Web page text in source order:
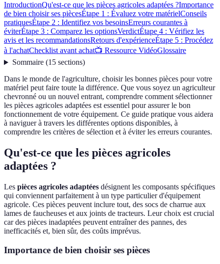
IntroductionQu'est-ce que les pièces agricoles adaptées ?Importance
de bien choisir ses piècesÉtape 1 : Évaluez votre matérielConseils
pratiquesÉtape 2 : Identifiez vos besoinsErreurs courantes à
éviterÉtape 3 : Comparez les optionsVerdictÉtape 4 : Vérifiez les
avis et les recommandationsRetours d'expérienceÉtape 5 : Procédez
à l'achatChecklist avant achat📺 Ressource VidéoGlossaire
Sommaire(15 sections)
Dans le monde de l'agriculture, choisir les bonnes pièces pour votre
matériel peut faire toute la différence. Que vous soyez un agriculteur
chevronné ou un nouvel entrant, comprendre comment sélectionner
les pièces agricoles adaptées est essentiel pour assurer le bon
fonctionnement de votre équipement. Ce guide pratique vous aidera
à naviguer à travers les différentes options disponibles, à
comprendre les critères de sélection et à éviter les erreurs courantes.
Qu'est-ce que les pièces agricoles
adaptées ?
Les pièces agricoles adaptées désignent les composants spécifiques
qui conviennent parfaitement à un type particulier d'équipement
agricole. Ces pièces peuvent inclure tout, des socs de charrue aux
lames de faucheuses et aux joints de tracteurs. Leur choix est crucial
car des pièces inadaptées peuvent entraîner des pannes, des
inefficacités et, bien sûr, des coûts imprévus.
Importance de bien choisir ses pièces